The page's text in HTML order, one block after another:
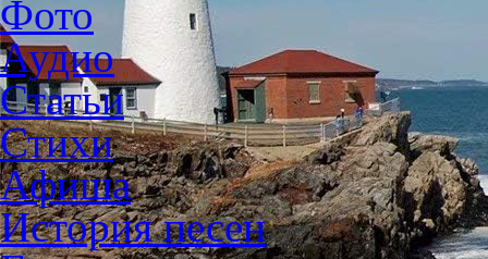
Фото
Аудио
Статьи
Стихи
Афиша
История песен